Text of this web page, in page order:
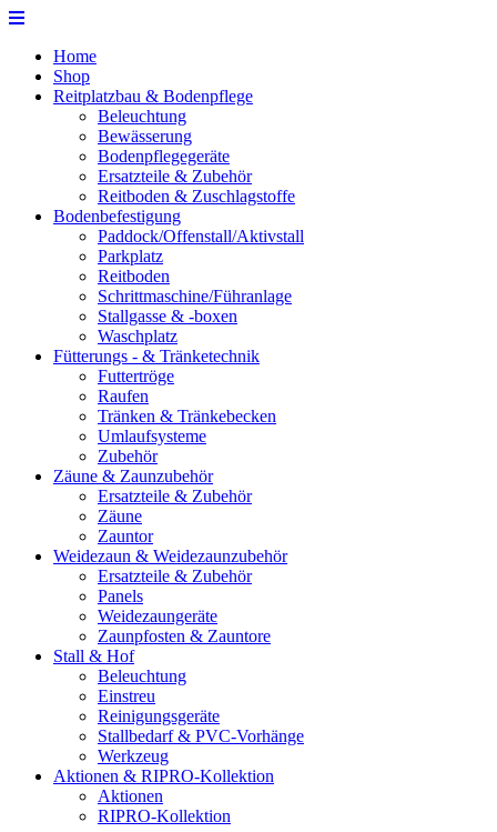
Home
Shop
Reitplatzbau & Bodenpflege
Beleuchtung
Bewässerung
Bodenpflegegeräte
Ersatzteile & Zubehör
Reitboden & Zuschlagstoffe
Bodenbefestigung
Paddock/Offenstall/Aktivstall
Parkplatz
Reitboden
Schrittmaschine/Führanlage
Stallgasse & -boxen
Waschplatz
Fütterungs - & Tränketechnik
Futtertröge
Raufen
Tränken & Tränkebecken
Umlaufsysteme
Zubehör
Zäune & Zaunzubehör
Ersatzteile & Zubehör
Zäune
Zauntor
Weidezaun & Weidezaunzubehör
Ersatzteile & Zubehör
Panels
Weidezaungeräte
Zaunpfosten & Zauntore
Stall & Hof
Beleuchtung
Einstreu
Reinigungsgeräte
Stallbedarf & PVC-Vorhänge
Werkzeug
Aktionen & RIPRO-Kollektion
Aktionen
RIPRO-Kollektion